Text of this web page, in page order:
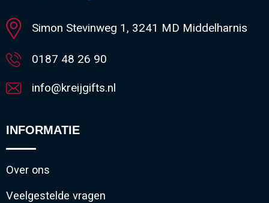
Simon Stevinweg 1, 3241 MD Middelharnis
0187 48 26 90
info@kreijgifts.nl
INFORMATIE
Over ons
Veelgestelde vragen